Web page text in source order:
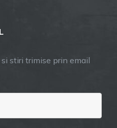
stiri trimise prin email